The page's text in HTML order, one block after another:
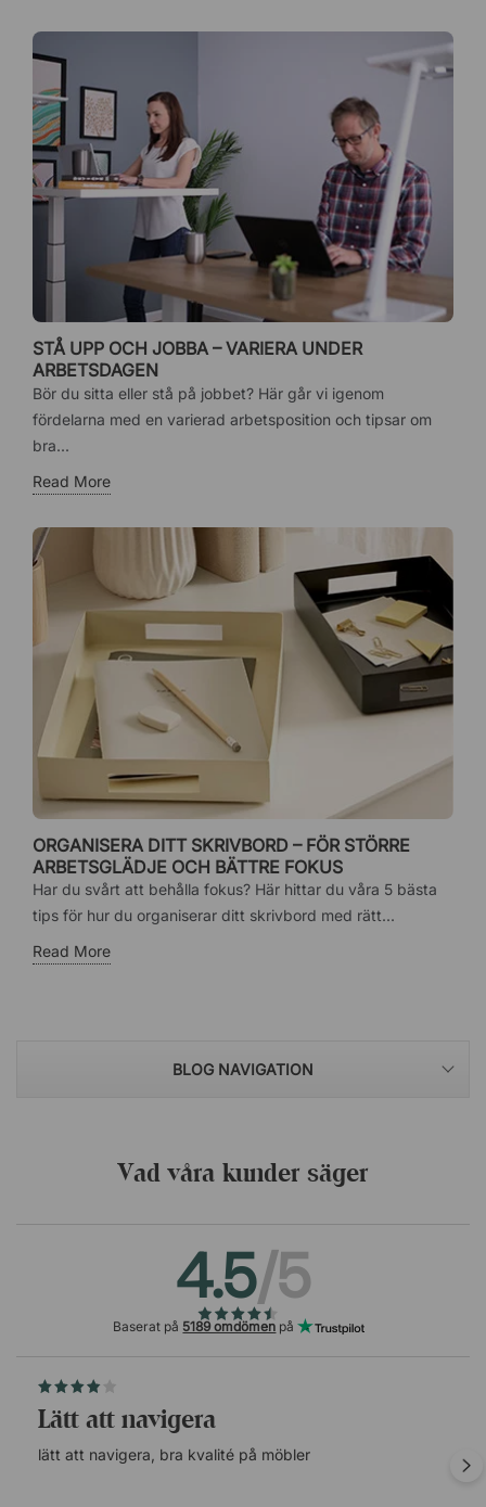
STÅ UPP OCH JOBBA – VARIERA UNDER
ARBETSDAGEN
Bör du sitta eller stå på jobbet? Här går vi igenom
fördelarna med en varierad arbetsposition och tipsar om
bra...
Read More
ORGANISERA DITT SKRIVBORD – FÖR STÖRRE
ARBETSGLÄDJE OCH BÄTTRE FOKUS
Har du svårt att behålla fokus? Här hittar du våra 5 bästa
tips för hur du organiserar ditt skrivbord med rätt...
Read More
BLOG NAVIGATION
Vad våra kunder säger
4.5/5
Baserat på 5189 omdömen på
lätt att navigera
lätt att navigera, bra kvalité på möbler